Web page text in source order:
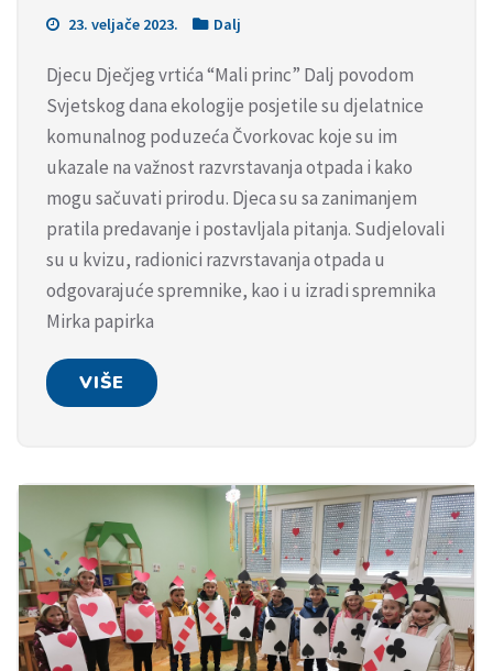
23. veljače 2023. Dalj
Djecu Dječjeg vrtića “Mali princ” Dalj povodom
Svjetskog dana ekologije posjetile su djelatnice
komunalnog poduzeća Čvorkovac koje su im
ukazale na važnost razvrstavanja otpada i kako
mogu sačuvati prirodu. Djeca su sa zanimanjem
pratila predavanje i postavljala pitanja. Sudjelovali
su u kvizu, radionici razvrstavanja otpada u
odgovarajuće spremnike, kao i u izradi spremnika
Mirka papirka
VIŠE